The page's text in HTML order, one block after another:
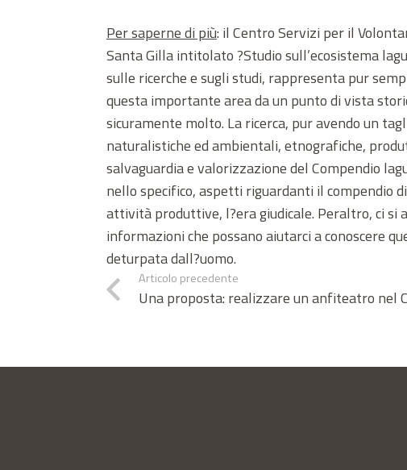
Per saperne di più: il Centro Servizi per il
Santa Gilla intitolato ?Studio sull’ecosistema
sulle ricerche e sugli studi, rappresenta pur
questa importante area da un punto di vista
sicuramente molto. La ricerca, pur avendo un
naturalistiche ed ambientali, etnografiche,
salvaguardia e valorizzazione del Compendio
nello specifico, aspetti riguardanti il compendio
attività produttive, l?era giudicale. Peraltro, ci si
informazioni che possano aiutarci a conoscere
deturpata dall?uomo.
Articolo precedente
Una proposta: realizzare un anfiteatro nel